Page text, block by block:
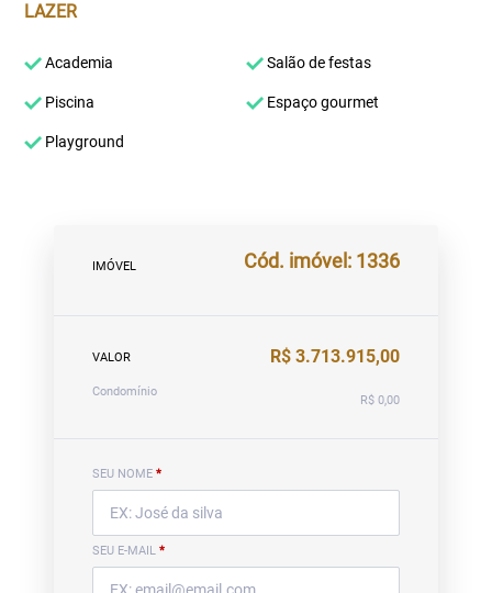
LAZER
Academia Salão de festas
Piscina Espaço gourmet
Playground
IMÓVEL Cód. imóvel: 1336
VALOR R$ 3.713.915,00
Condomínio
R$ 0,00
SEU NOME *
SEU E-MAIL *